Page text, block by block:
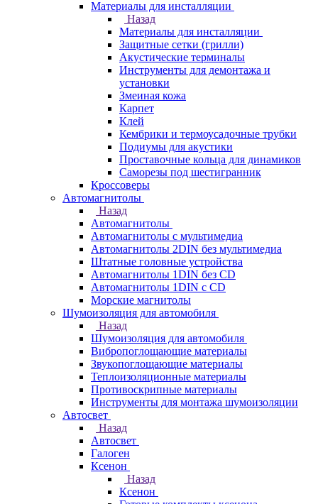
Материалы для инсталляции
Назад
Материалы для инсталляции
Защитные сетки (грилли)
Акустические терминалы
Инструменты для демонтажа и
установки
Змеиная кожа
Карпет
Клей
Кембрики и термоусадочные трубки
Подиумы для акустики
Проставочные кольца для динамиков
Саморезы под шестигранник
Кроссоверы
Автомагнитолы
Назад
Автомагнитолы
Автомагнитолы с мультимедиа
Автомагнитолы 2DIN без мультимедиа
Штатные головные устройства
Автомагнитолы 1DIN без CD
Автомагнитолы 1DIN с CD
Морские магнитолы
Шумоизоляция для автомобиля
Назад
Шумоизоляция для автомобиля
Вибропоглощающие материалы
Звукопоглощающие материалы
Теплоизоляционные материалы
Противоскрипные материалы
Инструменты для монтажа шумоизоляции
Автосвет
Назад
Автосвет
Галоген
Ксенон
Назад
Ксенон